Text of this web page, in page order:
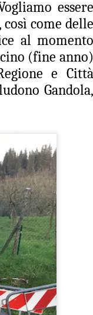
essere
come delle
al momento
(fine anno)
e Città
Gandola,